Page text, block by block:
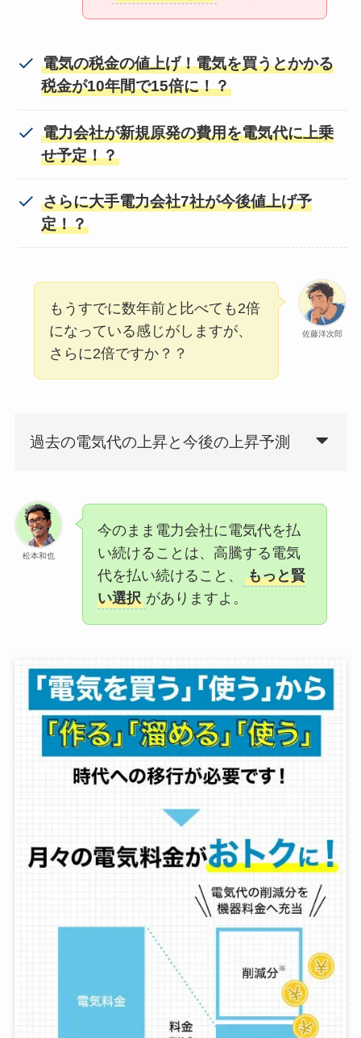
電気の税金の値上げ！電気を買うとかかる
税金が10年間で15倍に！？
電力会社が新規原発の費用を電気代に上乗
せ予定！？
さらに大手電力会社7社が今後値上げ予
定！？
佐藤洋次郎
もうすでに数年前と比べても2倍
になっている感じがしますが、
さらに2倍ですか？？
過去の電気代の上昇と今後の上昇予測
松本和也
今のまま電力会社に電気代を払
い続けることは、高騰する電気
代を払い続けること、
もっと賢
い選択 がありますよ。